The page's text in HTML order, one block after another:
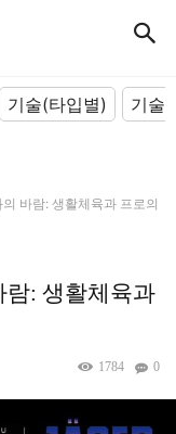
기술(타입별)
기술
바람: 생활체육과 프로의
람: 생활체육과
0
1784